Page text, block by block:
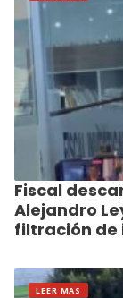
Fiscal
Alejandro
filtración de
LEER MAS